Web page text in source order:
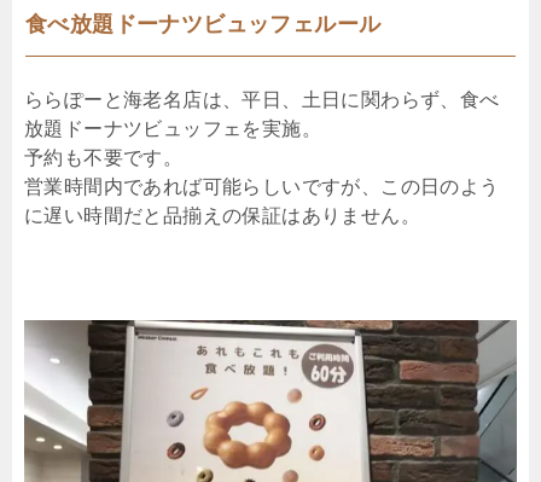
食べ放題ドーナツビュッフェルール
ららぽーと海老名店は、平日、土日に関わらず、食べ
放題ドーナツビュッフェを実施。
予約も不要です。
営業時間内であれば可能らしいですが、この日のよう
に遅い時間だと品揃えの保証はありません。